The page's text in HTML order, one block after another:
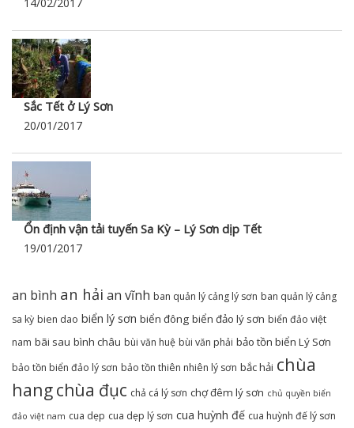
Sắc Tết ở Lý Sơn
20/01/2017
Ổn định vận tải tuyến Sa Kỳ – Lý Sơn dịp Tết
19/01/2017
an bình an hải an vĩnh ban quản lý cảng lý sơn ban quản lý cảng
sa kỳ bien dao biển lý sơn biển đông biển đảo lý sơn biển đảo việt
nam bãi sau bình châu bùi văn huệ bùi văn phải bảo tồn biển Lý Sơn
bảo tồn biển đảo lý sơn bảo tồn thiên nhiên lý sơn bắc hải chùa
hangchùa đục chả cá lý sơn chợ đêm lý sơn chủ quyền biển
đảo việt nam cua dẹp cua dẹp lý sơn cua huỳnh đế cua huỳnh đế lý sơn